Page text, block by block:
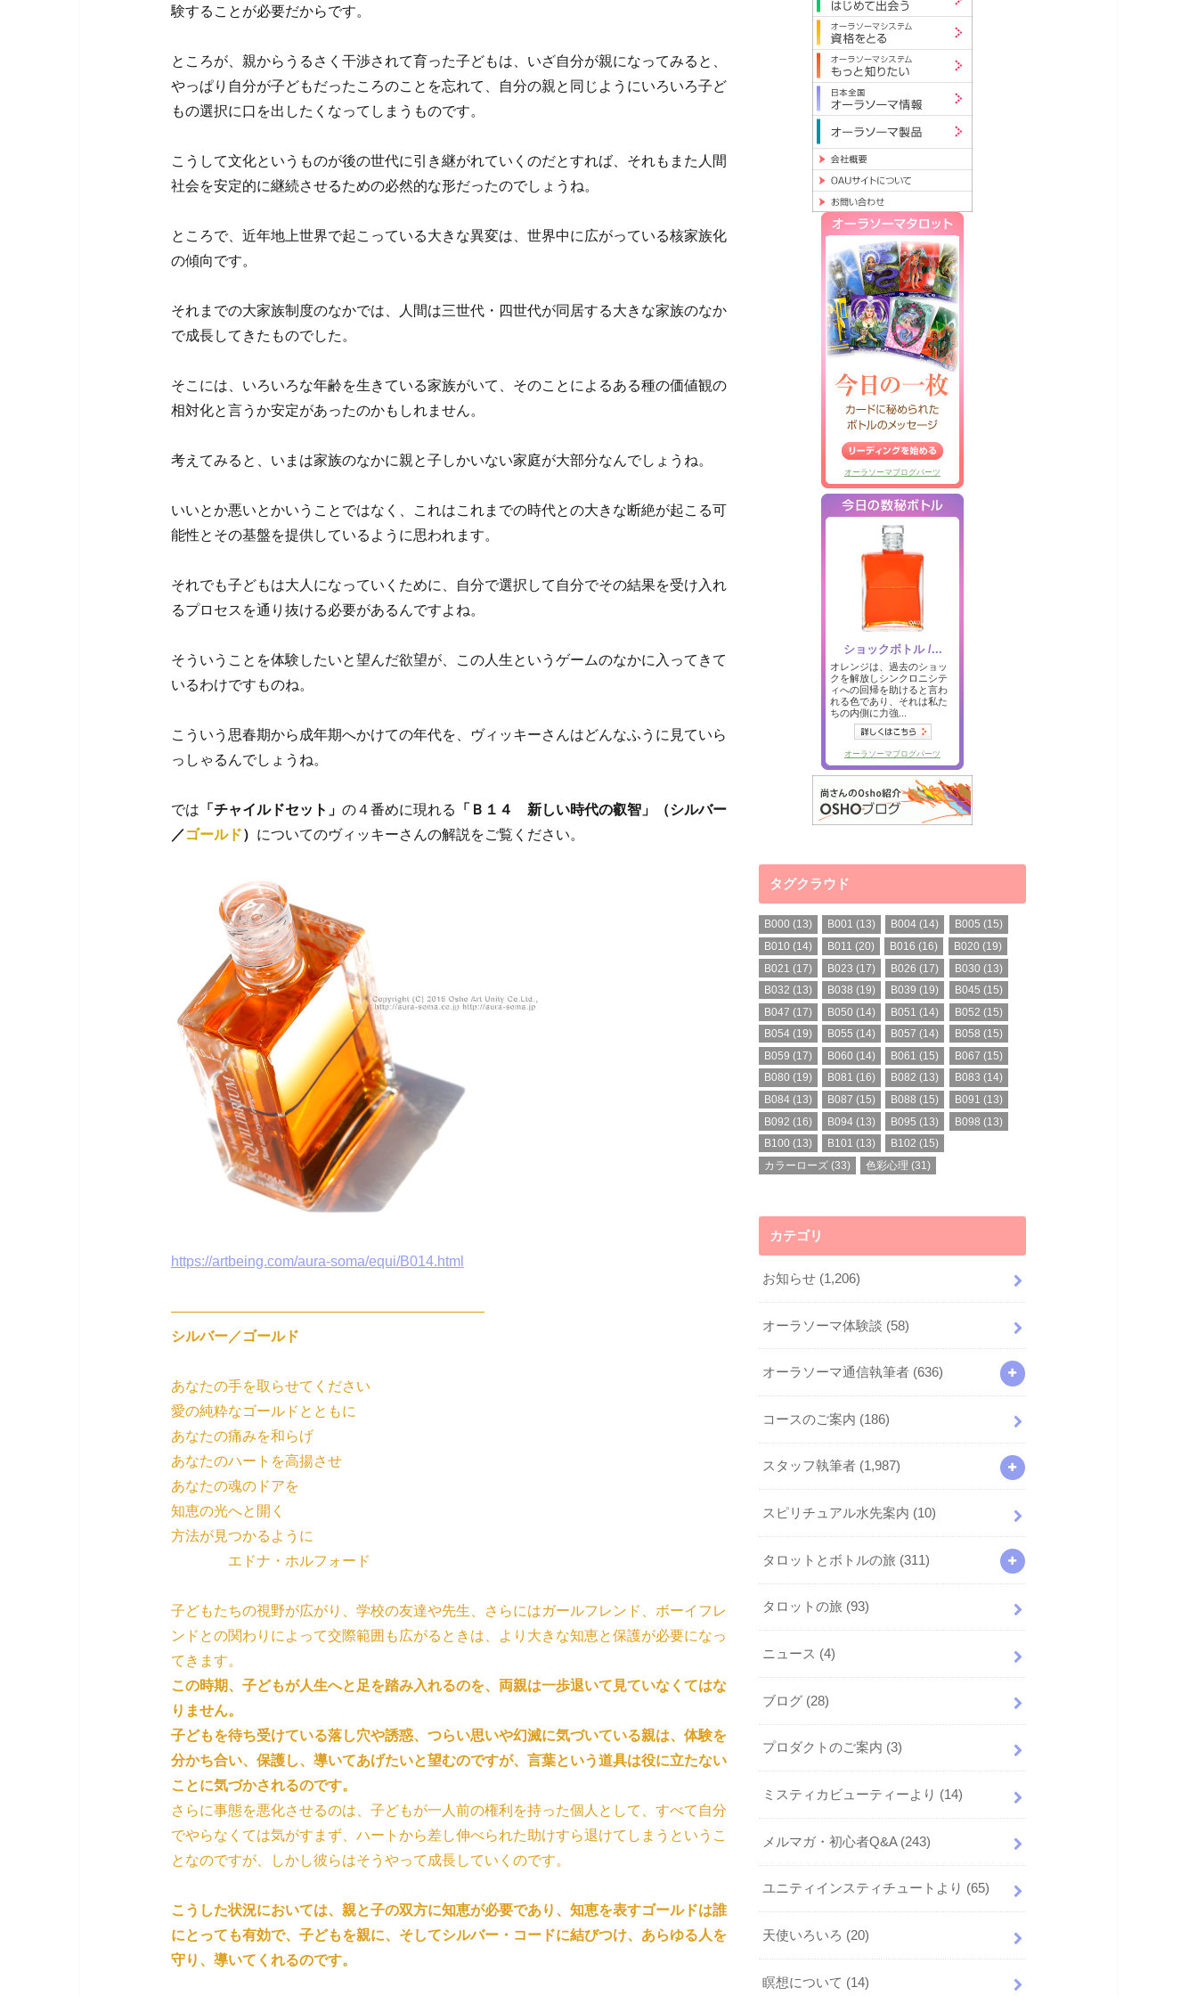
験することが必要だからです。
ところが、親からうるさく干渉されて育った子どもは、いざ自分が親になってみると、
やっぱり自分が子どもだったころのことを忘れて、自分の親と同じようにいろいろ子ど
もの選択に口を出したくなってしまうものです。
こうして文化というものが後の世代に引き継がれていくのだとすれば、それもまた人間
社会を安定的に継続させるための必然的な形だったのでしょうね。
ところで、近年地上世界で起こっている大きな異変は、世界中に広がっている核家族化
の傾向です。
それまでの大家族制度のなかでは、人間は三世代・四世代が同居する大きな家族のなか
で成長してきたものでした。
そこには、いろいろな年齢を生きている家族がいて、そのことによるある種の価値観の
相対化と言うか安定があったのかもしれません。
考えてみると、いまは家族のなかに親と子しかいない家庭が大部分なんでしょうね。
いいとか悪いとかいうことではなく、これはこれまでの時代との大きな断絶が起こる可
能性とその基盤を提供しているように思われます。
それでも子どもは大人になっていくために、自分で選択して自分でその結果を受け入れ
るプロセスを通り抜ける必要があるんですよね。
そういうことを体験したいと望んだ欲望が、この人生というゲームのなかに入ってきて
いるわけですものね。
こういう思春期から成年期へかけての年代を、ヴィッキーさんはどんなふうに見ていら
っしゃるんでしょうね。
では 「チャイルドセット」 の４番めに現れる
「Ｂ１４ 新しい時代の叡智」（シルバー
／ゴールド） についてのヴィッキーさんの解説をご覧ください。
https://artbeing.com/aura-soma/equi/B014.html
——————————————————————
シルバー／ゴールド
あなたの手を取らせてください
愛の純粋なゴールドとともに
あなたの痛みを和らげ
あなたのハートを高揚させ
あなたの魂のドアを
知恵の光へと開く
方法が見つかるように
エドナ・ホルフォード
子どもたちの視野が広がり、学校の友達や先生、さらにはガールフレンド、ボーイフレ
ンドとの関わりによって交際範囲も広がるときは、より大きな知恵と保護が必要になっ
てきます。
この時期、子どもが人生へと足を踏み入れるのを、両親は一歩退いて見ていなくてはな
りません。
子どもを待ち受けている落し穴や誘惑、つらい思いや幻滅に気づいている親は、体験を
分かち合い、保護し、導いてあげたいと望むのですが、言葉という道具は役に立たない
ことに気づかされるのです。
さらに事態を悪化させるのは、子どもが一人前の権利を持った個人として、すべて自分
でやらなくては気がすまず、ハートから差し伸べられた助けすら退けてしまうというこ
となのですが、しかし彼らはそうやって成長していくのです。
こうした状況においては、親と子の双方に知恵が必要であり、知恵を表すゴールドは誰
にとっても有効で、子どもを親に、そしてシルバー・コードに結びつけ、あらゆる人を
守り、導いてくれるのです。
タグクラウド
B000 (13) B001 (13) B004 (14) B005 (15)
B010 (14) B011 (20) B016 (16) B020 (19)
B021 (17) B023 (17) B026 (17) B030 (13)
B032 (13) B038 (19) B039 (19) B045 (15)
B047 (17) B050 (14) B051 (14) B052 (15)
B054 (19) B055 (14) B057 (14) B058 (15)
B059 (17) B060 (14) B061 (15) B067 (15)
B080 (19) B081 (16) B082 (13) B083 (14)
B084 (13) B087 (15) B088 (15) B091 (13)
B092 (16) B094 (13) B095 (13) B098 (13)
B100 (13) B101 (13) B102 (15)
カラーローズ (33) 色彩心理 (31)
カテゴリ
お知らせ (1,206)
オーラソーマ体験談 (58)
オーラソーマ通信執筆者 (636)
コースのご案内 (186)
スタッフ執筆者 (1,987)
スピリチュアル水先案内 (10)
タロットとボトルの旅 (311)
タロットの旅 (93)
ニュース (4)
ブログ (28)
プロダクトのご案内 (3)
ミスティカビューティーより (14)
メルマガ・初心者Q&A (243)
ユニティインスティチュートより (65)
天使いろいろ (20)
瞑想について (14)